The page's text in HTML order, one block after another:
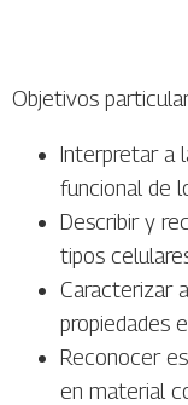
Objetivos
Interpretar a
funcional de
Describir y
tipos
Caracterizar
propiedades
Reconocer
en material